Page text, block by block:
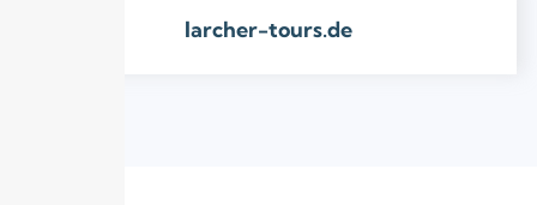
larcher-tours.de